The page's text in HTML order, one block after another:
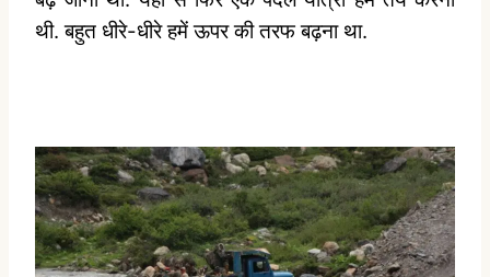
थी. बहुत धीरे-धीरे हमें ऊपर की तरफ बढ़ना था.